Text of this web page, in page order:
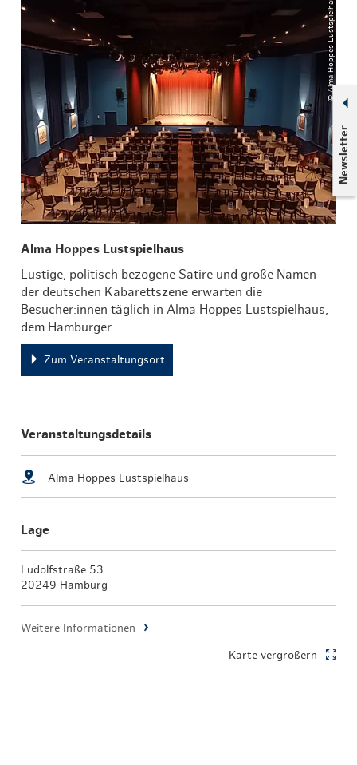
Newsletter
© Alma Hoppes Lustspielhaus
Alma Hoppes Lustspielhaus
Lustige, politisch bezogene Satire und große Namen
der deutschen Kabarettszene erwarten die
Besucher:innen täglich in Alma Hoppes Lustspielhaus,
dem Hamburger…
Zum Veranstaltungsort
Veranstaltungsdetails
Alma Hoppes Lustspielhaus
Lage
Ludolfstraße 53
20249 Hamburg
Weitere Informationen
Karte vergrößern